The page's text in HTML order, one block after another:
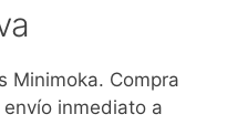
Minimoka. Compra
inmediato a